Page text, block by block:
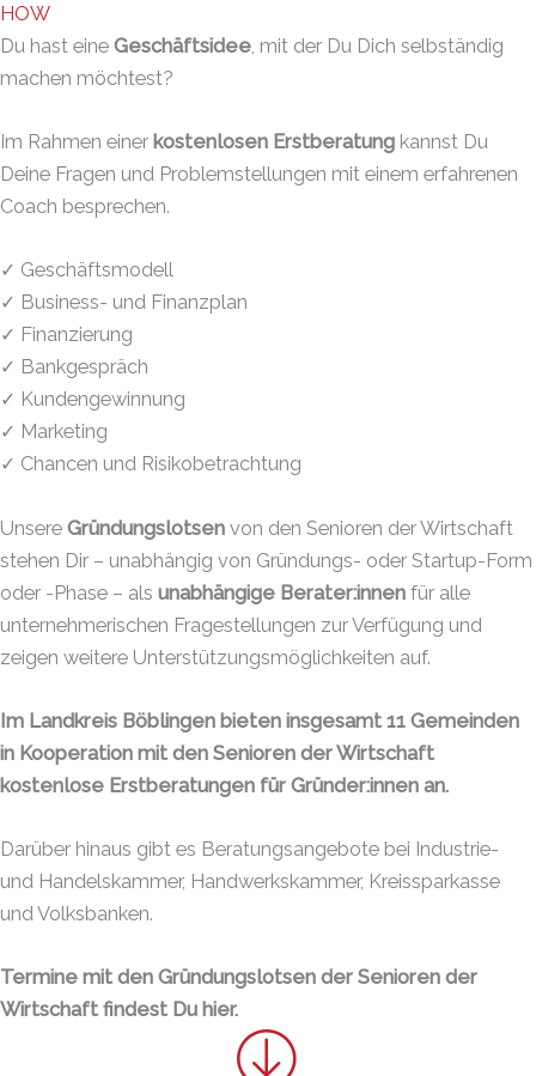
HOW
Du hast eine Geschäftsidee, mit der Du Dich selbständig
machen möchtest?
Im Rahmen einer kostenlosen Erstberatung kannst Du
Deine Fragen und Problemstellungen mit einem erfahrenen
Coach besprechen.
✓ Geschäftsmodell
✓ Business- und Finanzplan
✓ Finanzierung
✓ Bankgespräch
✓ Kundengewinnung
✓ Marketing
✓ Chancen und Risikobetrachtung
Unsere Gründungslotsen von den Senioren der Wirtschaft
stehen Dir – unabhängig von Gründungs- oder Startup-Form
oder -Phase – als unabhängige Berater:innen für alle
unternehmerischen Fragestellungen zur Verfügung und
zeigen weitere Unterstützungsmöglichkeiten auf.
Im Landkreis Böblingen bieten insgesamt 11 Gemeinden
in Kooperation mit den Senioren der Wirtschaft
kostenlose Erstberatungen für Gründer:innen an.
Darüber hinaus gibt es Beratungsangebote bei Industrie-
und Handelskammer, Handwerkskammer, Kreissparkasse
und Volksbanken.
Termine mit den Gründungslotsen der Senioren der
Wirtschaft findest Du hier.